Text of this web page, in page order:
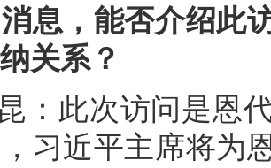
息，能否介绍此
关系？
：此次访问是恩
习近平主席将为